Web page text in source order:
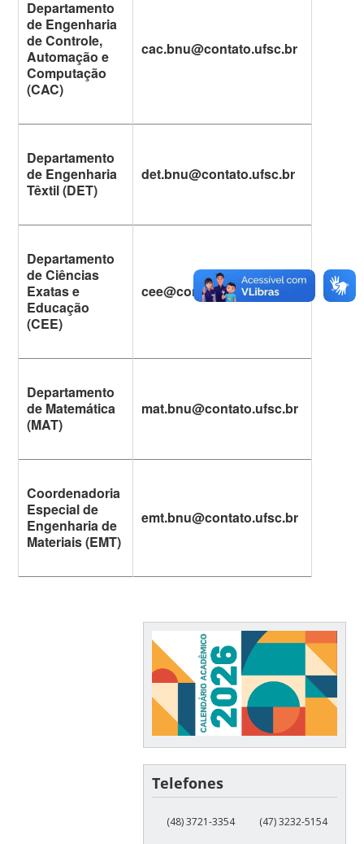
Departamento
de Engenharia
de Controle,
Automação e
Computação
(CAC)
cac.bnu@contato.ufsc.br
Departamento
de Engenharia
Têxtil (DET)
det.bnu@contato.ufsc.br
Departamento
de Ciências
Exatas e
Educação
(CEE)
cee@contato.ufsc.br
Departamento
de Matemática
(MAT)
mat.bnu@contato.ufsc.br
Coordenadoria
Especial de
Engenharia de
Materiais (EMT)
emt.bnu@contato.ufsc.br
Telefones
(48) 3721-3354 (47) 3232-5154